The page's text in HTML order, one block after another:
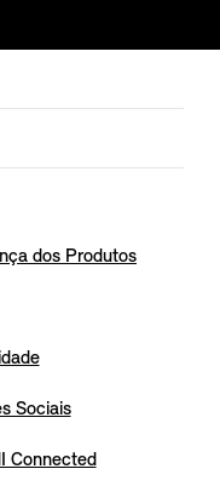
dos Produtos
Sociais
Connected